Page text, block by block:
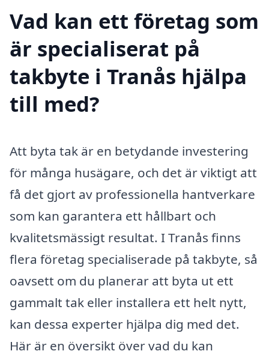
Vad kan ett företag som
är specialiserat på
takbyte i Tranås hjälpa
till med?
Att byta tak är en betydande investering
för många husägare, och det är viktigt att
få det gjort av professionella hantverkare
som kan garantera ett hållbart och
kvalitetsmässigt resultat. I Tranås finns
flera företag specialiserade på takbyte, så
oavsett om du planerar att byta ut ett
gammalt tak eller installera ett helt nytt,
kan dessa experter hjälpa dig med det.
Här är en översikt över vad du kan